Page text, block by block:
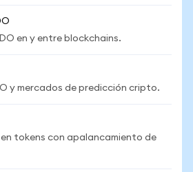
en y entre blockchains.
y mercados de predicción cripto.
tokens con apalancamiento de